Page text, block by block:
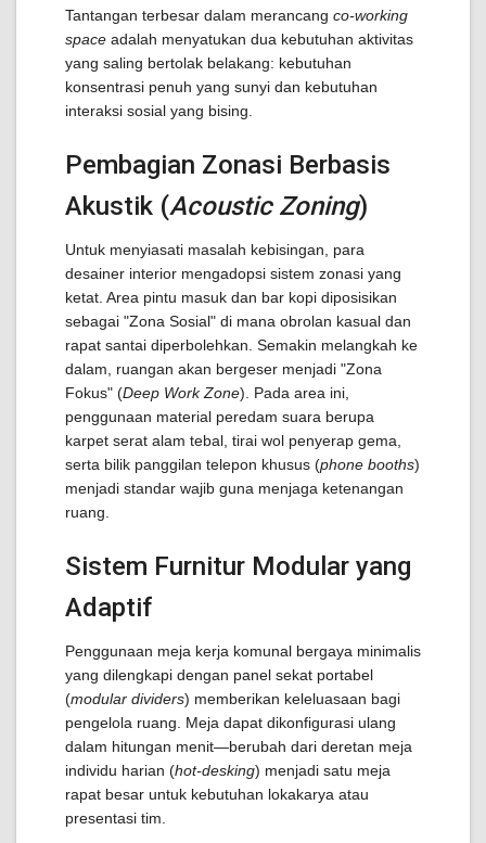
Tantangan terbesar dalam merancang co-working
space adalah menyatukan dua kebutuhan aktivitas
yang saling bertolak belakang: kebutuhan
konsentrasi penuh yang sunyi dan kebutuhan
interaksi sosial yang bising.
Pembagian Zonasi Berbasis
Akustik (Acoustic Zoning)
Untuk menyiasati masalah kebisingan, para
desainer interior mengadopsi sistem zonasi yang
ketat. Area pintu masuk dan bar kopi diposisikan
sebagai "Zona Sosial" di mana obrolan kasual dan
rapat santai diperbolehkan. Semakin melangkah ke
dalam, ruangan akan bergeser menjadi "Zona
Fokus" (Deep Work Zone). Pada area ini,
penggunaan material peredam suara berupa
karpet serat alam tebal, tirai wol penyerap gema,
serta bilik panggilan telepon khusus (phone booths)
menjadi standar wajib guna menjaga ketenangan
ruang.
Sistem Furnitur Modular yang
Adaptif
Penggunaan meja kerja komunal bergaya minimalis
yang dilengkapi dengan panel sekat portabel
(modular dividers) memberikan keleluasaan bagi
pengelola ruang. Meja dapat dikonfigurasi ulang
dalam hitungan menit—berubah dari deretan meja
individu harian (hot-desking) menjadi satu meja
rapat besar untuk kebutuhan lokakarya atau
presentasi tim.